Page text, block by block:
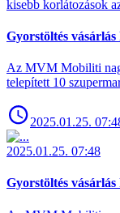
kisebb korlátozások
Gyorstöltés vásárlás
Az MVM Mobiliti
telepített 10
2025.01.25.
2025.01.25. 07:48
Gyorstöltés vásárlás